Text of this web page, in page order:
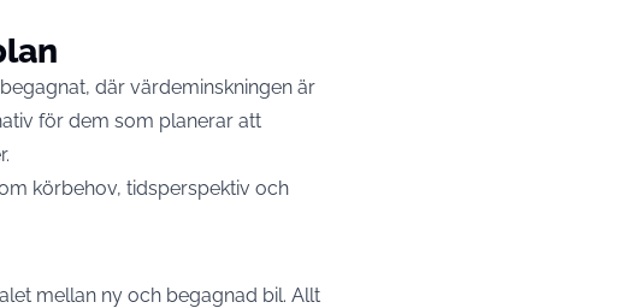
där värdeminskningen är
för dem som planerar att
körbehov, tidsperspektiv och
mellan ny och begagnad bil. Allt